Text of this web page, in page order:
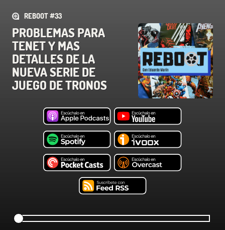
REBOOT #33
PROBLEMAS PARA
TENET Y MAS
DETALLES DE LA
NUEVA SERIE DE
JUEGO DE TRONOS